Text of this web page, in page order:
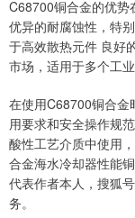
C68700铜合金的优势
优异的耐腐蚀性，特
于高效散热元件 良好
市场，适用于多个工
在使用C68700铜合金
用要求和安全操作规
酸性工艺介质中使用
合金海水冷却器性能
代表作者本人，搜狐
务。